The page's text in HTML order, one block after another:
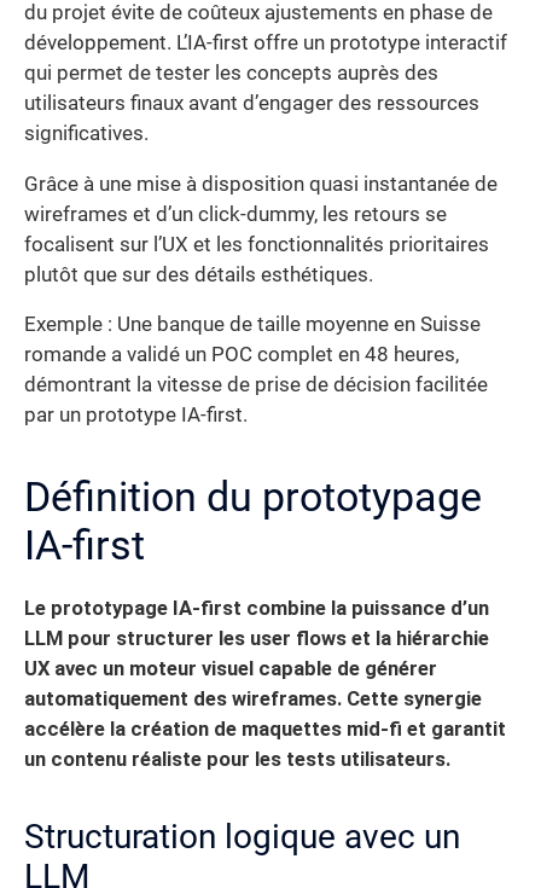
du projet évite de coûteux ajustements en phase de
développement. L’IA-first offre un prototype interactif
qui permet de tester les concepts auprès des
utilisateurs finaux avant d’engager des ressources
significatives.
Grâce à une mise à disposition quasi instantanée de
wireframes et d’un click-dummy, les retours se
focalisent sur l’UX et les fonctionnalités prioritaires
plutôt que sur des détails esthétiques.
Exemple : Une banque de taille moyenne en Suisse
romande a validé un POC complet en 48 heures,
démontrant la vitesse de prise de décision facilitée
par un prototype IA-first.
Définition du prototypage
IA-first
Le prototypage IA-first combine la puissance d’un
LLM pour structurer les user flows et la hiérarchie
UX avec un moteur visuel capable de générer
automatiquement des wireframes. Cette synergie
accélère la création de maquettes mid-fi et garantit
un contenu réaliste pour les tests utilisateurs.
Structuration logique avec un
LLM